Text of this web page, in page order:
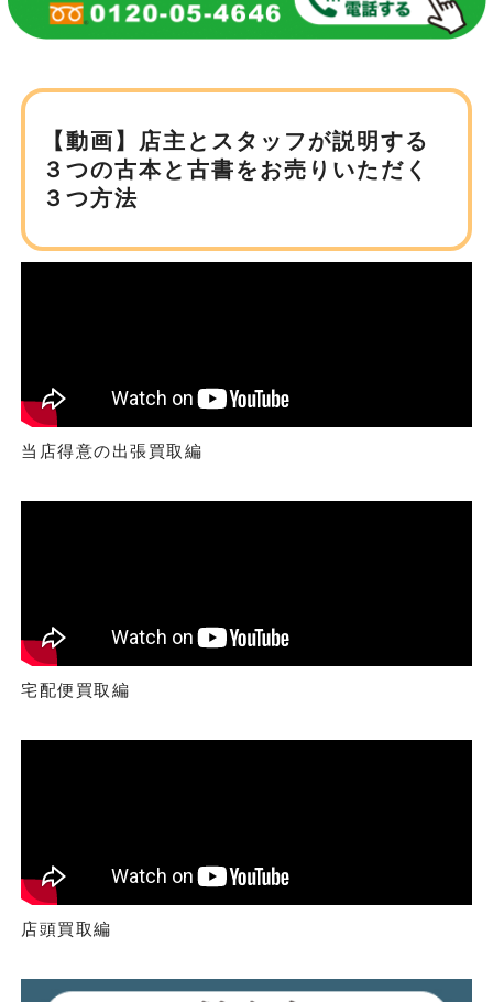
【動画】店主とスタッフが説明する
３つの古本と古書をお売りいただく
３つ方法
当店得意の出張買取編
宅配便買取編
店頭買取編